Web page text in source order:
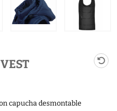
capucha desmontable